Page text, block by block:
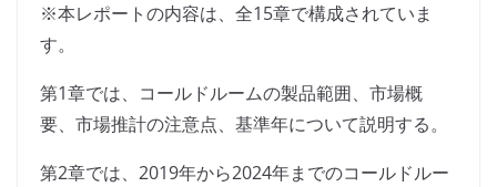
※本レポートの内容は、全15章で構成されていま
す。
第1章では、コールドルームの製品範囲、市場概
要、市場推計の注意点、基準年について説明する。
第2章では、2019年から2024年までのコールドルー